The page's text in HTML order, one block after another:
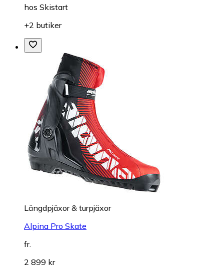
hos Skistart
+2 butiker
Längdpjäxor & turpjäxor
Alpina Pro Skate
fr.
2 899 kr